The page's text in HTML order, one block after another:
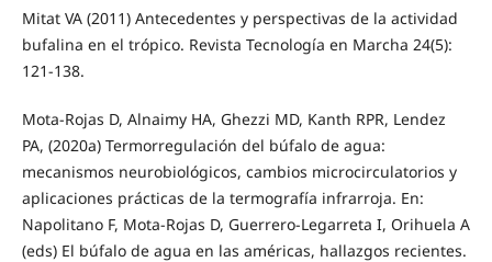
Mitat VA (2011) Antecedentes y perspectivas de la actividad
bufalina en el trópico. Revista Tecnología en Marcha 24(5):
121-138.
Mota-Rojas D, Alnaimy HA, Ghezzi MD, Kanth RPR, Lendez
PA, (2020a) Termorregulación del búfalo de agua:
mecanismos neurobiológicos, cambios microcirculatorios y
aplicaciones prácticas de la termografía infrarroja. En:
Napolitano F, Mota-Rojas D, Guerrero-Legarreta I, Orihuela A
(eds) El búfalo de agua en las américas, hallazgos recientes.